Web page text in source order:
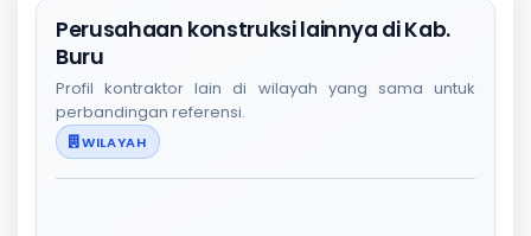
Perusahaan konstruksi lainnya di Kab.
Buru
Profil kontraktor lain di wilayah yang sama untuk
perbandingan referensi.
WILAYAH